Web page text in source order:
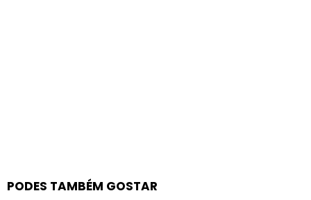
PODES TAMBÉM GOSTAR